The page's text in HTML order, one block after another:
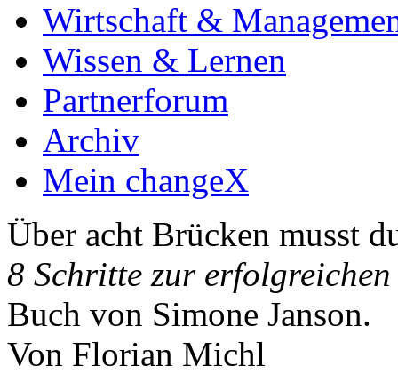
Wirtschaft &
Wissen & Lernen
Partnerforum
Archiv
Mein changeX
Über acht Brücken musst
8 Schritte zur
Buch von Simone Janson.
Von Florian Michl